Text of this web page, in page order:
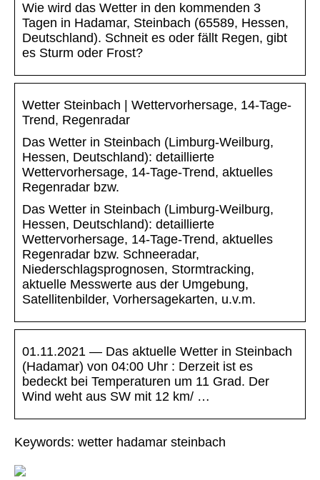
Wie wird das Wetter in den kommenden 3
Tagen in Hadamar, Steinbach (65589, Hessen,
Deutschland). Schneit es oder fällt Regen, gibt
es Sturm oder Frost?
Wetter Steinbach | Wettervorhersage, 14-Tage-
Trend, Regenradar
Das Wetter in Steinbach (Limburg-Weilburg,
Hessen, Deutschland): detaillierte
Wettervorhersage, 14-Tage-Trend, aktuelles
Regenradar bzw.
Das Wetter in Steinbach (Limburg-Weilburg,
Hessen, Deutschland): detaillierte
Wettervorhersage, 14-Tage-Trend, aktuelles
Regenradar bzw. Schneeradar,
Niederschlagsprognosen, Stormtracking,
aktuelle Messwerte aus der Umgebung,
Satellitenbilder, Vorhersagekarten, u.v.m.
01.11.2021 — Das aktuelle Wetter in Steinbach
(Hadamar) von 04:00 Uhr : Derzeit ist es
bedeckt bei Temperaturen um 11 Grad. Der
Wind weht aus SW mit 12 km/ …
Keywords: wetter hadamar steinbach